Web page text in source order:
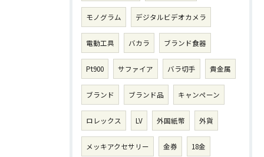
モノグラム デジタルビデオカメラ
電動工具 バカラ ブランド食器
Pt900 サファイア バラ切手 貴金属
ブランド ブランド品 キャンペーン
ロレックス LV 外国紙幣 外貨
メッキアクセサリー 金券 18金